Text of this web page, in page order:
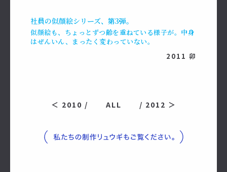
社員の似顔絵シリーズ、第3弾。
似顔絵も、ちょっとずつ齢を重ねている様子が。中身
はぜんいん、まったく変わっていない。
2011 卯
＜ 2010 / ALL / 2012 ＞